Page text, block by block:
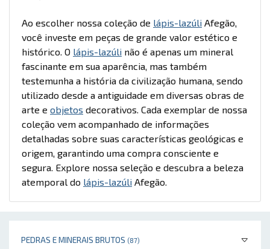
PEDRAS E MINERAIS BRUTOS (87)
Ao escolher nossa coleção de lápis-lazúli Afegão,
você investe em peças de grande valor estético e
histórico. O lápis-lazúli não é apenas um mineral
fascinante em sua aparência, mas também
testemunha a história da civilização humana, sendo
utilizado desde a antiguidade em diversas obras de
arte e objetos decorativos. Cada exemplar de nossa
coleção vem acompanhado de informações
detalhadas sobre suas características geológicas e
origem, garantindo uma compra consciente e
segura. Explore nossa seleção e descubra a beleza
atemporal do lápis-lazúli Afegão.